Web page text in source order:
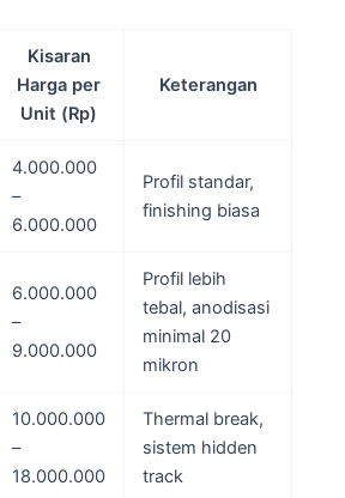
Kisaran
Harga per
Unit (Rp)
Keterangan
4.000.000
–
6.000.000
Profil standar,
finishing biasa
6.000.000
–
9.000.000
Profil lebih
tebal, anodisasi
minimal 20
mikron
10.000.000
–
18.000.000
Thermal break,
sistem hidden
track